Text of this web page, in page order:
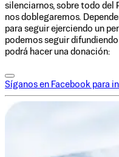
silenciarnos, sobre todo del
nos doblegaremos.
para seguir ejerciendo un
podemos seguir
podrá hacer una donación:
Síganos en Facebook para